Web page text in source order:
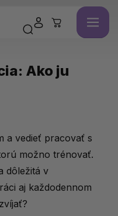
Ako ju
a vedieť pracovať s
možno trénovať.
dôležitá v
aj každodennom